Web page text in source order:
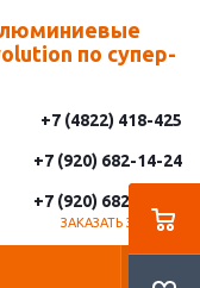
по супер-
+7 (4822) 418-425
+7 (920) 682-14-24
+7 (920) 682-14-25
ЗАКАЗАТЬ ЗВОНОК